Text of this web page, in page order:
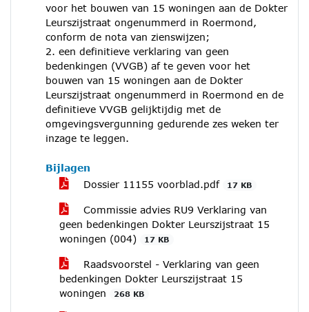
voor het bouwen van 15 woningen aan de Dokter
Leurszijstraat ongenummerd in Roermond,
conform de nota van zienswijzen;
2. een definitieve verklaring van geen
bedenkingen (VVGB) af te geven voor het
bouwen van 15 woningen aan de Dokter
Leurszijstraat ongenummerd in Roermond en de
definitieve VVGB gelijktijdig met de
omgevingsvergunning gedurende zes weken ter
inzage te leggen.
Bijlagen
Dossier 11155 voorblad.pdf
17 KB
Commissie advies RU9 Verklaring van
geen bedenkingen Dokter Leurszijstraat 15
woningen (004)
17 KB
Raadsvoorstel - Verklaring van geen
bedenkingen Dokter Leurszijstraat 15
woningen
268 KB